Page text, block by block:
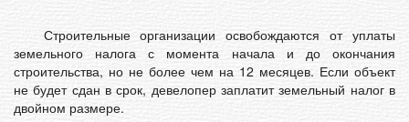
Строительные организации освобождаются от уплаты
земельного налога с момента начала и до окончания
строительства, но не более чем на 12 месяцев. Если объект
не будет сдан в срок, девелопер заплатит земельный налог в
двойном размере.